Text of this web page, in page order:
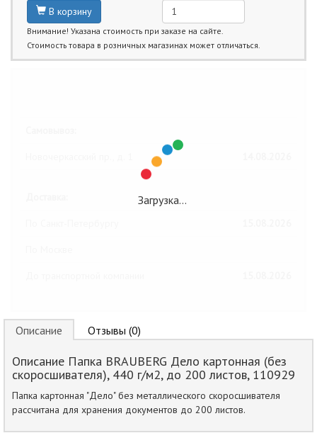
В корзину
Внимание! Указана стоимость при заказе на сайте.
Стоимость товара в розничных магазинах может отличаться.
Загрузка…
Описание Отзывы (0)
Описание Папка BRAUBERG Дело картонная (без
скоросшивателя), 440 г/м2, до 200 листов, 110929
Папка картонная "Дело" без металлического скоросшивателя
рассчитана для хранения документов до 200 листов.